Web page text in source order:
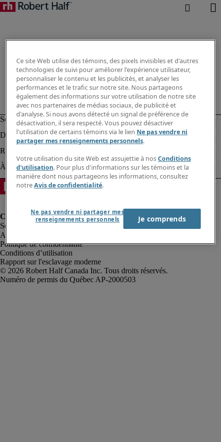
Alerte à la fraude
Politique de confidentialité
Conditions d’utilisation
Rapport sur l'esclavage moderne
Robert Half Canada Inc. Tous droits réservés.
Ce site Web utilise des témoins, des pixels invisibles et d'autres
technologies de suivi pour améliorer l'expérience utilisateur,
personnaliser le contenu et les publicités, et analyser les
performances et le trafic sur notre site. Nous partageons
également des informations sur votre utilisation de notre site
avec nos partenaires de médias sociaux, de publicité et
d'analyse. Si nous avons détecté un signal de préférence de
désactivation, il sera respecté. Vous pouvez désactiver
l'utilisation de certains témoins via le lien Ne pas vendre ni
partager mes renseignements personnels.
Votre utilisation du site Web est assujettie à nosConditions
d'utilisation. Pour plus d'informations sur les témoins et la
manière dont nous partageons les informations, consultez
notreAvis de confidentialité.
Ne pas vendre ni partager mes
renseignements personnels
Je comprends